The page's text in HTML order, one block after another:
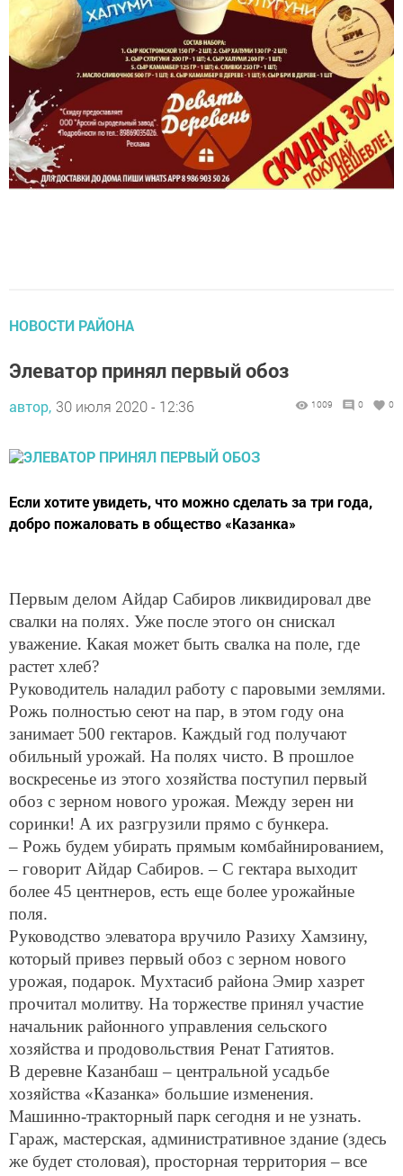
НОВОСТИ РАЙОНА
Элеватор принял первый обоз
автор, 30 июля 2020 - 12:36
Если хотите увидеть, что можно сделать за три года,
добро пожаловать в общество «Казанка»
Первым делом Айдар Сабиров ликвидировал две
свалки на полях. Уже после этого он снискал
уважение. Какая может быть свалка на поле, где
растет хлеб?
Руководитель наладил работу с паровыми землями.
Рожь полностью сеют на пар, в этом году она
занимает 500 гектаров. Каждый год получают
обильный урожай. На полях чисто. В прошлое
воскресенье из этого хозяйства поступил первый
обоз с зерном нового урожая. Между зерен ни
соринки! А их разгрузили прямо с бункера.
– Рожь будем убирать прямым комбайнированием,
– говорит Айдар Сабиров. – С гектара выходит
более 45 центнеров, есть еще более урожайные
поля.
Руководство элеватора вручило Разиху Хамзину,
который привез первый обоз с зерном нового
урожая, подарок. Мухтасиб района Эмир хазрет
прочитал молитву. На торжестве принял участие
начальник районного управления сельского
хозяйства и продовольствия Ренат Гатиятов.
В деревне Казанбаш – центральной усадьбе
хозяйства «Казанка» большие изменения.
Машинно-тракторный парк сегодня и не узнать.
Гараж, мастерская, административное здание (здесь
же будет столовая), просторная территория – все